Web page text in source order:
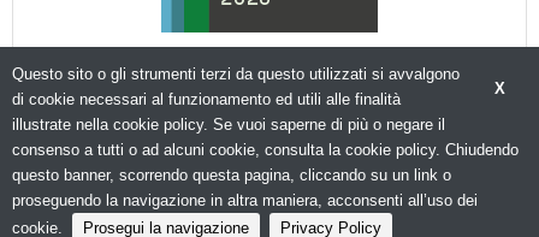
© Copyright 2026. Packagingspace.net - Il portale del packaging - N.ro Iscrizione ROC 35480 -
X
Questo sito o gli strumenti terzi da questo utilizzati si avvalgono
di cookie necessari al funzionamento ed utili alle finalità
illustrate nella cookie policy. Se vuoi saperne di più o negare il
consenso a tutti o ad alcuni cookie, consulta la cookie policy. Chiudendo
questo banner, scorrendo questa pagina, cliccando su un link o
proseguendo la navigazione in altra maniera, acconsenti all’uso dei
cookie.
Prosegui la navigazione Privacy Policy